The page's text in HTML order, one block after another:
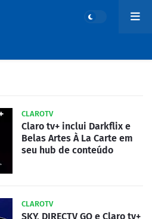
CLAROTV
Claro tv+ inclui Darkflix e
Belas Artes À La Carte em
seu hub de conteúdo
CLAROTV
SKY, DIRECTV GO e Claro tv+